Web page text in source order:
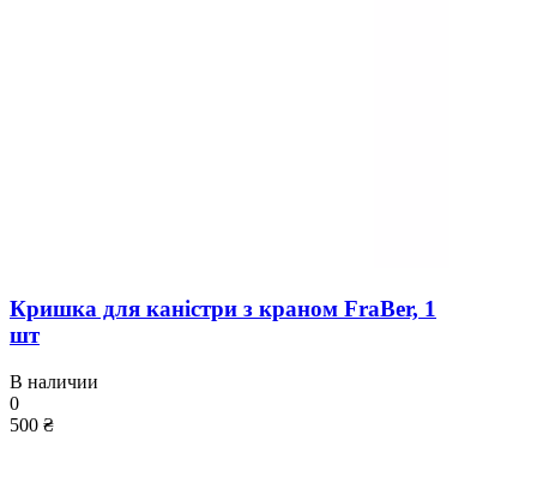
Кришка для каністри з краном FraBer, 1
шт
В наличии
0
500 ₴